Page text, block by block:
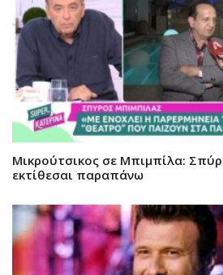
Μικρούτσικος σε Μπιμπίλα:
εκτίθεσαι παραπάνω